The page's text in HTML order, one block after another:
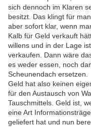
sich dennoch im Klaren
besitzt. Das klingt für
aber sofort klar, wenn
Kalb für Geld verkauft
willens und in der Lage
verkaufen. Dann wäre
es weder essen, noch
Scheunendach ersetzen.
Geld hat also keinen
für den Austausch von
Tauschmittels. Geld ist,
eine Art
geliefert hat und nun